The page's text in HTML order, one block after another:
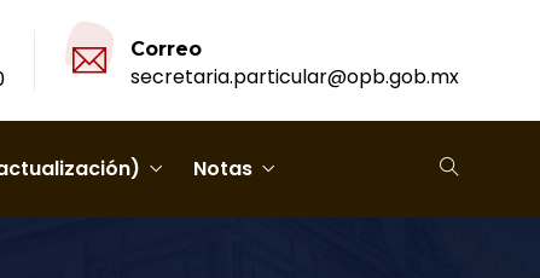
Correo
secretaria.particular@opb.gob.mx
Notas